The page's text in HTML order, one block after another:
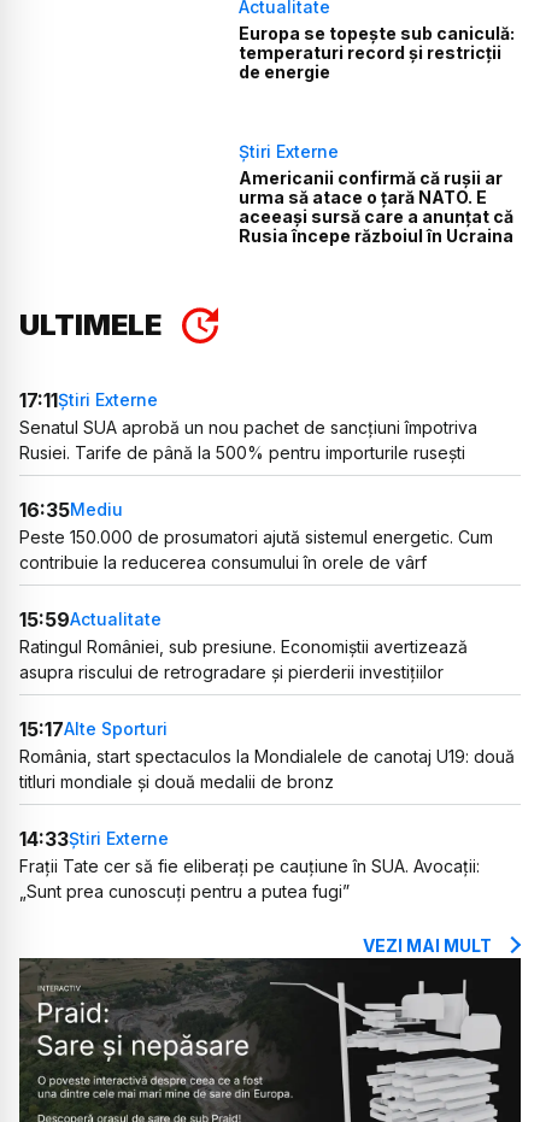
Actualitate
Europa se topește sub caniculă:
temperaturi record și restricții
de energie
Știri Externe
Americanii confirmă că rușii ar
urma să atace o țară NATO. E
aceeași sursă care a anunțat că
Rusia începe războiul în Ucraina
ULTIMELE
17:11Știri Externe
Senatul SUA aprobă un nou pachet de sancțiuni împotriva
Rusiei. Tarife de până la 500% pentru importurile rusești
16:35Mediu
Peste 150.000 de prosumatori ajută sistemul energetic. Cum
contribuie la reducerea consumului în orele de vârf
15:59Actualitate
Ratingul României, sub presiune. Economiștii avertizează
asupra riscului de retrogradare și pierderii investițiilor
15:17Alte Sporturi
România, start spectaculos la Mondialele de canotaj U19: două
titluri mondiale și două medalii de bronz
14:33Știri Externe
Frații Tate cer să fie eliberați pe cauțiune în SUA. Avocații:
„Sunt prea cunoscuți pentru a putea fugi”
VEZI MAI MULT